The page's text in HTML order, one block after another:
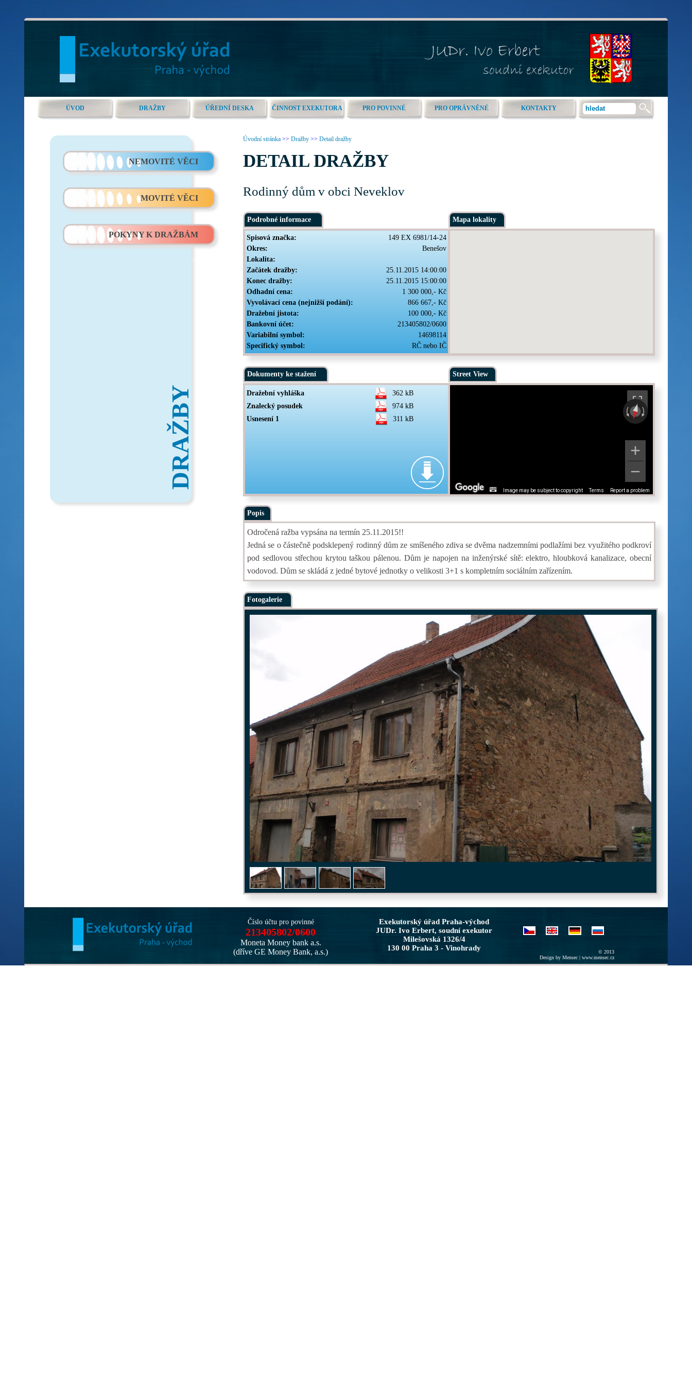
ÚVOD DRAŽBY ÚŘEDNÍ DESKA ČINNOST EXEKUTORA PRO POVINNÉ PRO OPRÁVNĚNÉ KONTAKTY
NEMOVITÉ VĚCI
MOVITÉ VĚCI
POKYNY K DRAŽBÁM
DRAŽBY
Úvodní stránka >> Dražby >> Detail dražby
DETAIL DRAŽBY
Rodinný dům v obci Neveklov
Podrobné informace Mapa lokality
Spisová značka:
149 EX 6981/14-24
Okres:
Benešov
Lokalita:
Začátek dražby:
25.11.2015 14:00:00
Konec dražby:
25.11.2015 15:00:00
Odhadní cena:
1 300 000,- Kč
Vyvolávací cena (nejnižší podání):
866 667,- Kč
Dražební jistota:
100 000,- Kč
Bankovní účet:
213405802/0600
Variabilní symbol:
14698114
Specifický symbol:
RČ nebo IČ
Dokumenty ke stažení Street View
Dražební vyhláška
362 kB
Znalecký posudek
974 kB
Usnesení 1
311 kB
Image may be subject to copyright Terms Report a problem
Popis
Odročená ražba vypsána na termín 25.11.2015!!
Jedná se o částečně podsklepený rodinný dům ze smíšeného zdiva se dvěma nadzemními podlažími bez využitého podkroví
pod sedlovou střechou krytou taškou pálenou. Dům je napojen na inženýrské sítě: elektro, hloubková kanalizace, obecní
vodovod. Dům se skládá z jedné bytové jednotky o velikosti 3+1 s kompletním sociálním zařízením.
Fotogalerie
Číslo účtu pro povinné
213405802/0600
Moneta Money bank a.s.
(dříve GE Money Bank, a.s.)
Exekutorský úřad Praha-východ
JUDr. Ivo Erbert, soudní exekutor
Milešovská 1326/4
130 00 Praha 3 - Vinohrady
© 2013
Design by Mensec | www.mensec.cz